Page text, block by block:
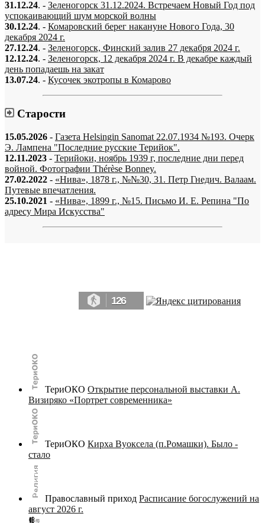
31.12.24. - Зеленогорск 31.12.2024. Встречаем Новый Год под
успокаивающий шум морской волны
30.12.24. - Комаровский берег накануне Нового Года, 30
декабря 2024 г.
27.12.24. - Зеленогорск, Финский залив 27 декабря 2024 г.
12.12.24. - Зеленогорск, 12 декабря 2024 г. В декабре каждый
день попадаешь на закат
13.07.24. - Кусочек экотропы в Комарово
Старости
15.05.2026 - Газета Helsingin Sanomat 22.07.1934 №193. Очерк
Э. Лампена "Последние русские Терийок".
12.11.2023 - Терийоки, ноябрь 1939 г, последние дни перед
войной. Фотографии Thérèse Bonney.
27.02.2022 - «Нива», 1878 г., №№30, 31. Петр Гнедич. Валаам.
Путевые впечатления.
25.10.2021 - «Нива», 1899 г., №15. Письмо И. Е. Репина "По
адресу Мира Искусства"
126
ТериОКО Открытие персональной выставки А.
Визиряко «Портрет современника»
ТериОКО Кирха Вуоксела (п.Ромашки). Было -
стало
Православный приход Расписание богослужений на
август 2026 г.